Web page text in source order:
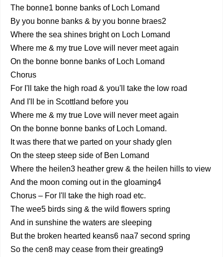
The bonne1 bonne banks of Loch Lomand
By you bonne banks & by you bonne braes2
Where the sea shines bright on Loch Lomand
Where me & my true Love will never meet again
On the bonne bonne banks of Loch Lomand
Chorus
For I'll take the high road & you'll take the low road
And I'll be in Scottland before you
Where me & my true Love will never meet again
On the bonne bonne banks of Loch Lomand.
It was there that we parted on your shady glen
On the steep steep side of Ben Lomand
Where the heilen3 heather grew & the heilen hills to view
And the moon coming out in the gloaming4
Chorus – For I'll take the high road etc.
The wee5 birds sing & the wild flowers spring
And in sunshine the waters are sleeping
But the broken hearted keans6 naa7 second spring
So the cen8 may cease from their greating9